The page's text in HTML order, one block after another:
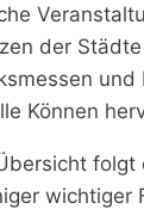
der Städte
und
Können
folgt
wichtiger